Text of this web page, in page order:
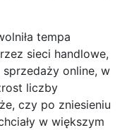
tempa
sieci handlowe,
sprzedaży online, w
liczby
czy po zniesieniu
w większym